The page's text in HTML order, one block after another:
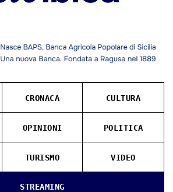
STREAMING
CRONACA CULTURA
OPINIONI POLITICA
TURISMO VIDEO